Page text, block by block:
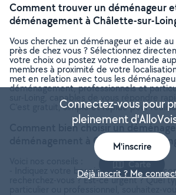
Comment trouver un déménageur
déménagement à Châlette-sur-
Vous cherchez un déménageur et aide
près de chez vous ? Sélectionnez
votre choix ou postez votre demande
membres à proximité de votre
met en relation avec tous les
déménagement, professionnels et
sur-Loing, capables de vous répondre
C’est gratuit, simple et rapide pour
Comment bien choisir un
déménagement à Châlette-sur-Loing
- Indiquez votre besoin en quelques
recherchez-vous ? Est-ce urgent ? Quel
Carte
Connectez-vous pour
pleinement
M'inscrire
Déjà inscrit ? Me